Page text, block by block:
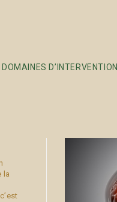
DOMAINES D’INTERVENTION
la